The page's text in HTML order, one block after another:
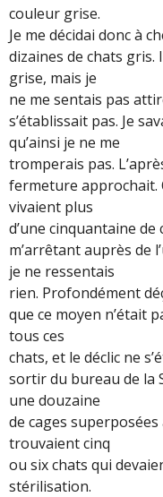
couleur grise.
Je me décidai donc à
dizaines de chats
grise, mais je
ne me sentais pas
s’établissait pas. Je
qu’ainsi je ne me
tromperais pas.
fermeture approchait.
vivaient plus
d’une cinquantaine
m’arrêtant auprès de
je ne ressentais
rien. Profondément
que ce moyen n’était
tous ces
chats, et le déclic ne
sortir du bureau de la
une douzaine
de cages
trouvaient cinq
ou six chats qui
stérilisation.